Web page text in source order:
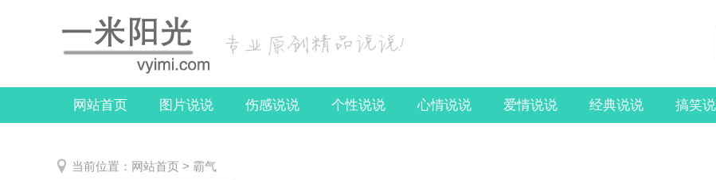
网站首页 图片说说 伤感说说 个性说说 心情说说 爱情说说 经典说说 搞笑
当前位置： 网站首页 > 霸气